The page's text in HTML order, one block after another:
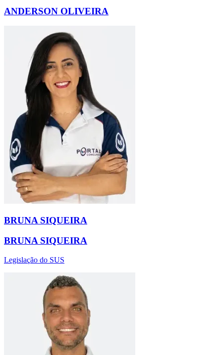
ANDERSON OLIVEIRA
BRUNA SIQUEIRA
BRUNA SIQUEIRA
Legislação do SUS